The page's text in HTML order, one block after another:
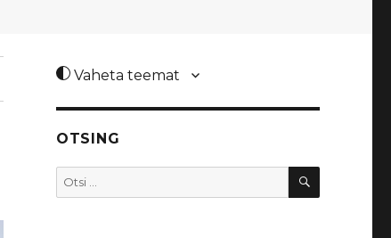
Vaheta teemat
OTSING
Otsi: OTSI